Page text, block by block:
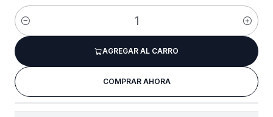
Cantidad
AGREGAR AL CARRO
COMPRAR AHORA